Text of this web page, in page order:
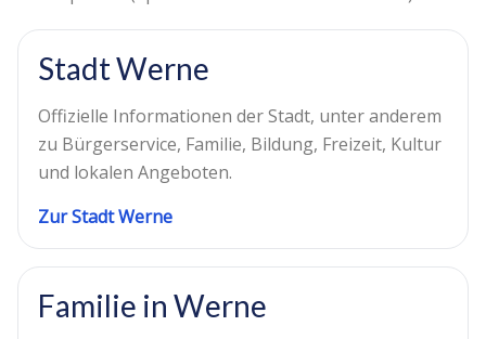
Stadt Werne
Offizielle Informationen der Stadt, unter anderem
zu Bürgerservice, Familie, Bildung, Freizeit, Kultur
und lokalen Angeboten.
Zur Stadt Werne
Familie in Werne